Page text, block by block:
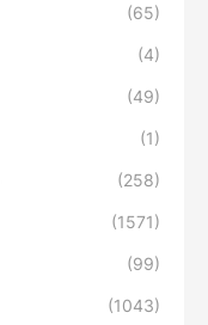
(65)
(4)
(49)
(1)
(258)
(1571)
(99)
(1043)